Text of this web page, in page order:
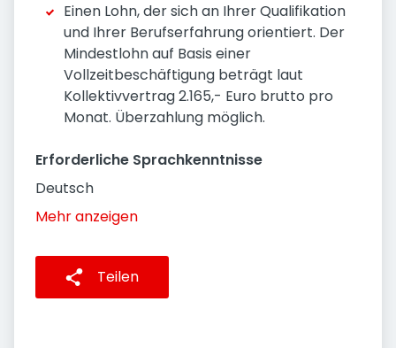
Einen Lohn, der sich an Ihrer Qualifikation
und Ihrer Berufserfahrung orientiert. Der
Mindestlohn auf Basis einer
Vollzeitbeschäftigung beträgt laut
Kollektivvertrag 2.165,- Euro brutto pro
Monat. Überzahlung möglich.
Erforderliche Sprachkenntnisse
Deutsch
Mehr anzeigen
Teilen